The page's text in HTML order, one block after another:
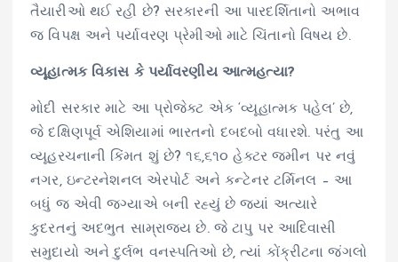
તૈયારીઓ થઈ રહી છે? સરકારની આ પારદર્શિતાનો અભાવ
જ વિપક્ષ અને પર્યાવરણ પ્રેમીઓ માટે ચિંતાનો વિષય છે.
વ્યૂહાત્મક વિકાસ કે પર્યાવરણીય આત્મહત્યા?
મોદી સરકાર માટે આ પ્રોજેક્ટ એક ‘વ્યૂહાત્મક પહેલ’ છે,
જે દક્ષિણપૂર્વ એશિયામાં ભારતનો દબદબો વધારશે. પરંતુ આ
વ્યૂહરચનાની કિંમત શું છે? ૧૬,૬૧૦ હેક્ટર જમીન પર નવું
નગર, ઇન્ટરનેશનલ એરપોર્ટ અને કન્ટેનર ટર્મિનલ – આ
બધું જ એવી જગ્યાએ બની રહ્યું છે જ્યાં અત્યારે
કુદરતનું અદભુત સામ્રાજ્ય છે. જે ટાપુ પર આદિવાસી
સમુદાયો અને દુર્લભ વનસ્પતિઓ છે, ત્યાં કોંક્રીટના જંગલો